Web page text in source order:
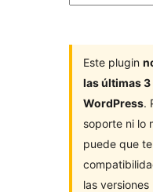
Este plugin
las últimas
WordPress.
soporte ni lo
puede que
las